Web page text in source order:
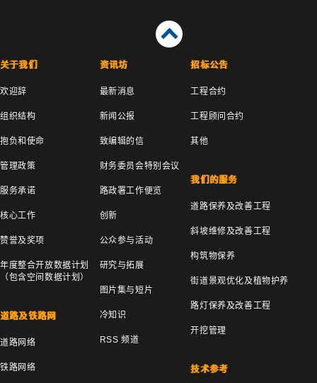
关于我们
欢迎辞
组织结构
抱负和使命
管理政策
服务承诺
核心工作
赞誉及奖项
年度整合开放数据计划
（包含空间数据计划）
道路及铁路网
道路网络
铁路网络
资讯坊
最新消息
新闻公报
致编辑的信
财务委员会特别会议
路政署工作便览
创新
公众参与活动
研究与拓展
图片集与短片
冷知识
RSS 频道
招标公告
工程合约
工程顾问合约
其他
我们的服务
道路保养及改善工程
斜坡维修及改善工程
构筑物保养
街道景观优化及植物护养
路灯保养及改善工程
开挖管理
技术参考